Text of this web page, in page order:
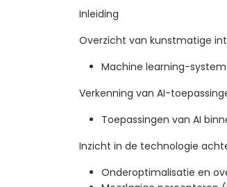
Inleiding
Overzicht van kunstmatige
Machine learning-
Verkenning van AI-
Toepassingen van AI
Inzicht in de technologie
Onderoptimalisatie en